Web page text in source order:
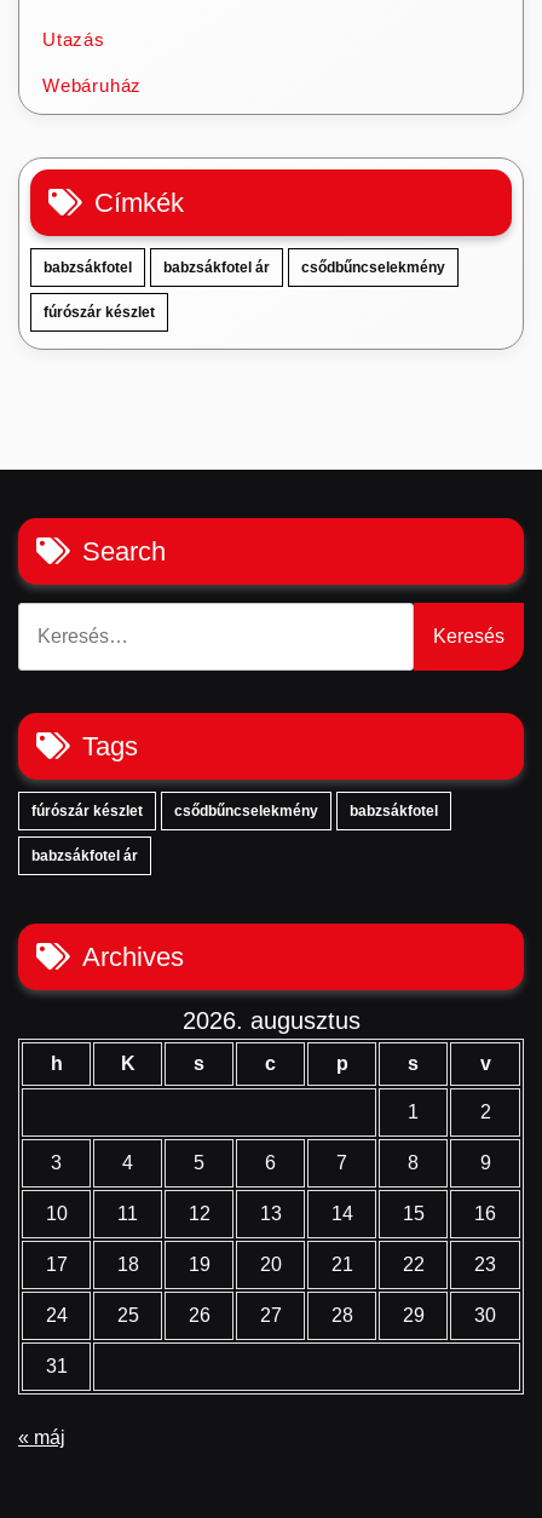
Utazás
Webáruház
Címkék
babzsákfotel babzsákfotel ár csődbűncselekmény
fúrószár készlet
Search
Tags
fúrószár készlet csődbűncselekmény babzsákfotel
babzsákfotel ár
Archives
2026. augusztus
h K s c p s v
1 2
3 4 5 6 7 8 9
10 11 12 13 14 15 16
17 18 19 20 21 22 23
24 25 26 27 28 29 30
31
« máj